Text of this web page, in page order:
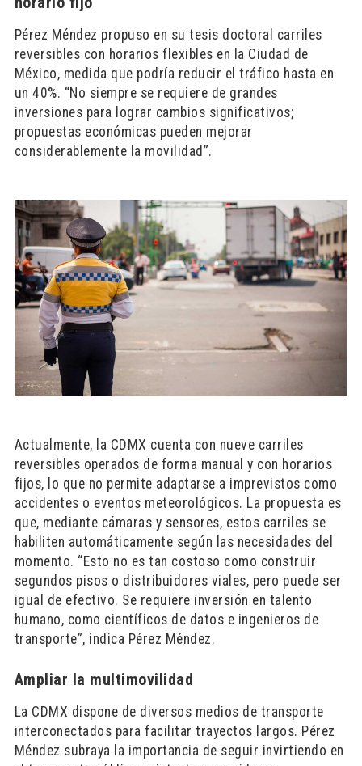
Pérez Méndez propuso en su tesis doctoral carriles
reversibles con horarios flexibles en la Ciudad de
México, medida que podría reducir el tráfico hasta en
un 40%. “No siempre se requiere de grandes
inversiones para lograr cambios significativos;
propuestas económicas pueden mejorar
considerablemente la movilidad”.
Actualmente, la CDMX cuenta con nueve carriles
reversibles operados de forma manual y con horarios
fijos, lo que no permite adaptarse a imprevistos como
accidentes o eventos meteorológicos. La propuesta es
que, mediante cámaras y sensores, estos carriles se
habiliten automáticamente según las necesidades del
momento. “Esto no es tan costoso como construir
segundos pisos o distribuidores viales, pero puede ser
igual de efectivo. Se requiere inversión en talento
humano, como científicos de datos e ingenieros de
transporte”, indica Pérez Méndez.
Ampliar la multimovilidad
La CDMX dispone de diversos medios de transporte
interconectados para facilitar trayectos largos. Pérez
Méndez subraya la importancia de seguir invirtiendo en